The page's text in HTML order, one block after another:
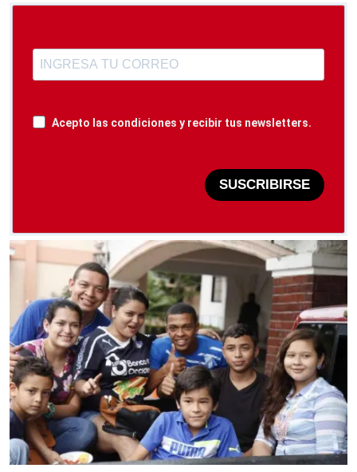
Acepto las condiciones y recibir tus newsletters.
SUSCRIBIRSE